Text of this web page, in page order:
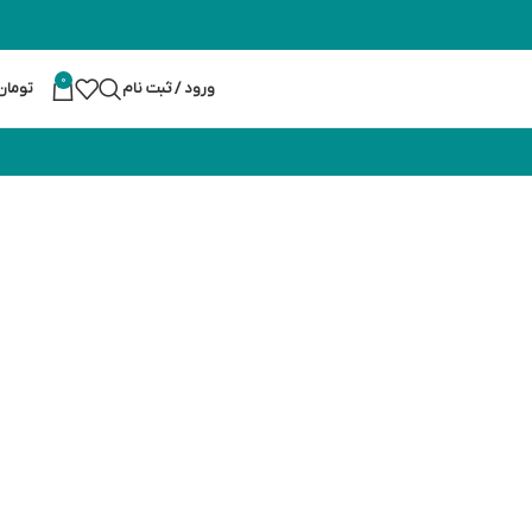
ورود / ثبت نام 0